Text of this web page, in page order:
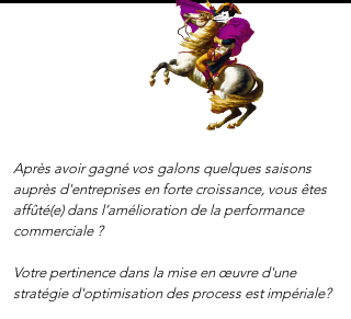
Après avoir gagné vos galons quelques saisons
auprès d'entreprises en forte croissance, vous êtes
affûté(e) dans l’amélioration de la performance
commerciale ?
Votre pertinence dans la mise en œuvre d'une
stratégie d'optimisation des process est impériale?